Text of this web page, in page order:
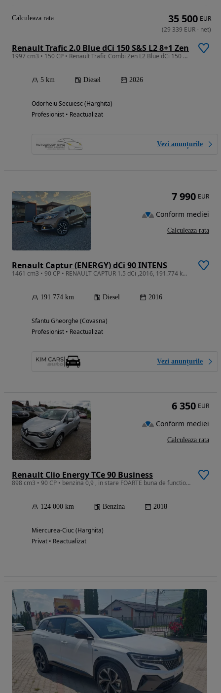
Renault Trafic 2.0 Blue dCi 150 S&S L2 8+1 Zen
1997 cm3 • 150 CP • Renault Trafic Combi Zen L2 Blue dCi 150 GSR2C
5 km Diesel 2026
Odorheiu Secuiesc (Harghita)
Profesionist • Reactualizat
Vezi anunțurile
35 500 EUR
(29 339 EUR- net)
Calculeaza rata
Renault Captur (ENERGY) dCi 90 INTENS
1461 cm3 • 90 CP • RENAULT CAPTUR 1.5 dCi ,2016, 191.774 km -VF12RAJ1A55329867
191 774 km Diesel 2016
Sfantu Gheorghe (Covasna)
Profesionist • Reactualizat
Vezi anunțurile
7 990 EUR
Conform mediei
Calculeaza rata
Renault Clio Energy TCe 90 Business
898 cm3 • 90 CP • benzina 0,9 , in stare FOARTE buna de functionare !!!
124 000 km Benzina 2018
Miercurea-Ciuc (Harghita)
Privat • Reactualizat
6 350 EUR
Conform mediei
Calculeaza rata